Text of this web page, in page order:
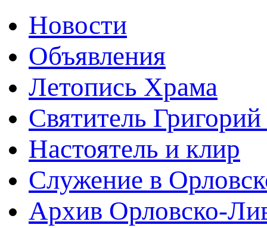
Новости
Объявления
Летопись Храма
Святитель
Настоятель и клир
Служение в
Архив Орловско-